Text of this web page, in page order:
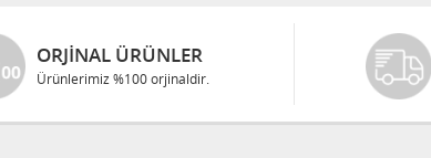
ÜCRETSIZ KARGO
100 TL ve üzeri alışverişlerinizde